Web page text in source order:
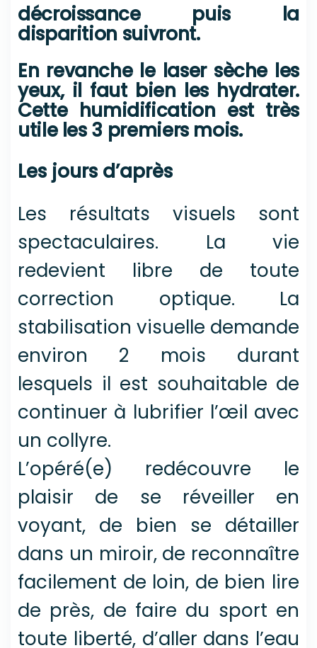
décroissance puis la
disparition suivront.
En revanche le laser sèche les
yeux, il faut bien les hydrater.
Cette humidification est très
utile les 3 premiers mois.
Les jours d’après
Les résultats visuels sont
spectaculaires. La vie
redevient libre de toute
correction optique. La
stabilisation visuelle demande
environ 2 mois durant
lesquels il est souhaitable de
continuer à lubrifier l’œil avec
un collyre.
L’opéré(e) redécouvre le
plaisir de se réveiller en
voyant, de bien se détailler
dans un miroir, de reconnaître
facilement de loin, de bien lire
de près, de faire du sport en
toute liberté, d’aller dans l’eau